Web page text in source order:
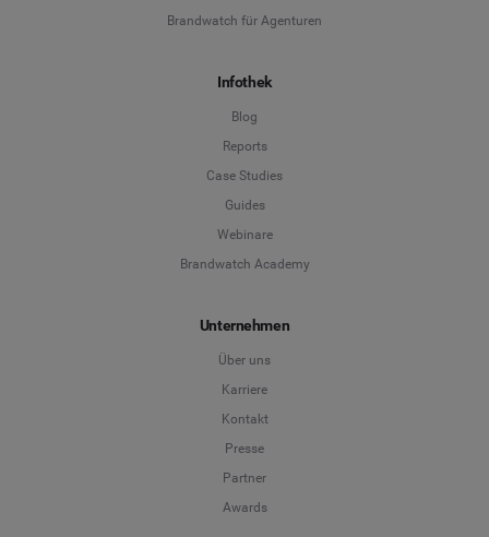
Brandwatch für Agenturen
Infothek
Blog
Reports
Case Studies
Guides
Webinare
Brandwatch Academy
Unternehmen
Über uns
Karriere
Kontakt
Presse
Partner
Awards